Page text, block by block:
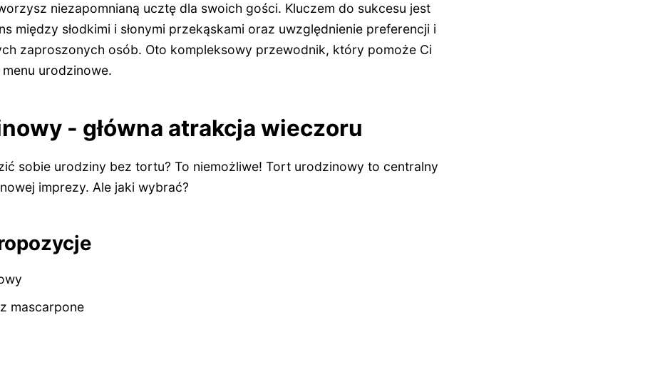
niezapomnianą ucztę dla swoich gości. Kluczem do sukcesu jest
między słodkimi i słonymi przekąskami oraz uwzględnienie preferencji i
zaproszonych osób. Oto kompleksowy przewodnik, który pomoże Ci
urodzinowe.
- główna atrakcja wieczoru
sobie urodziny bez tortu? To niemożliwe! Tort urodzinowy to centralny
imprezy. Ale jaki wybrać?
mascarpone